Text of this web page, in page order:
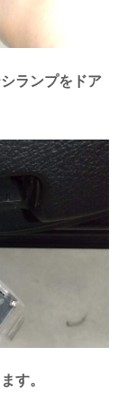
ランプをドア
す。